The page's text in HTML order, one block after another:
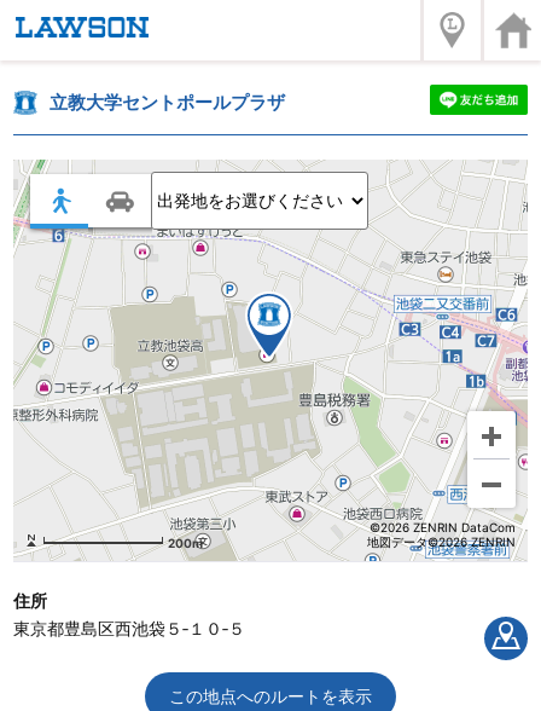
立教大学セントポールプラザ
200m
©2026 ZENRIN DataCom
地図データ©2026 ZENRIN
住所
東京都豊島区西池袋５‐１０‐５
この地点へのルートを表示